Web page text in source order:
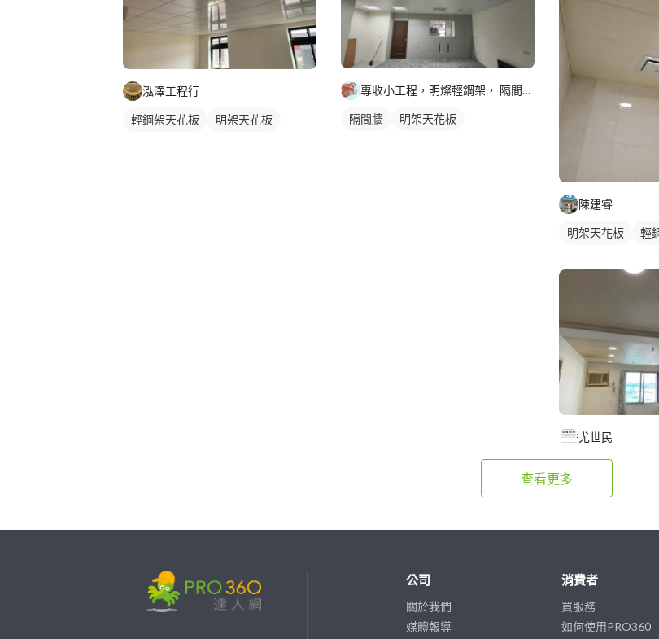
泓澤工程行
輕鋼架天花板 明架天花板
專收小工程，明燦輕鋼架， 隔間，天花板，維修，開孔，專作小坪
隔間牆 明架天花板
陳建睿
明架天花板 輕
尤世民
查看更多
公司
關於我們
媒體報導
消費者
買服務
如何使用PRO360